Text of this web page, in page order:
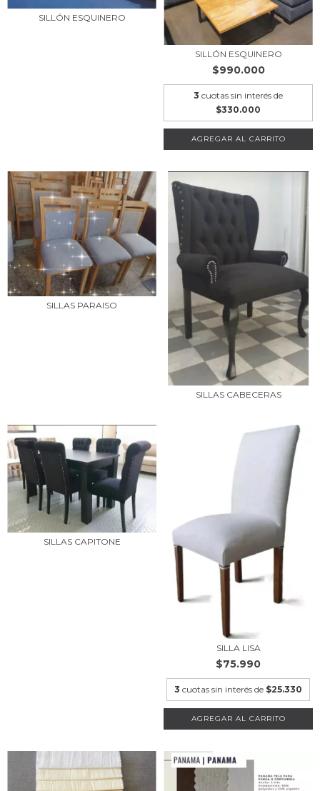
SILLÓN ESQUINERO
SILLÓN ESQUINERO
$990.000
3 cuotas sin interés de
$330.000
SILLAS PARAISO
SILLAS CABECERAS
SILLAS CAPITONE
SILLA LISA
$75.990
3 cuotas sin interés de $25.330